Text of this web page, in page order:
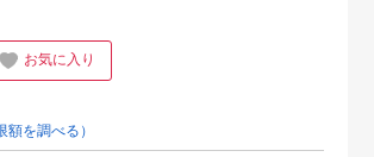
お気に入り
額を調べる）